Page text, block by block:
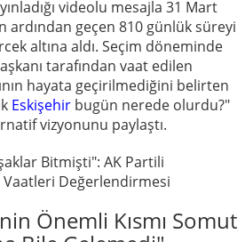
videolu mesajla 31 Mart
ardından geçen 810 günlük süreyi
altına aldı. Seçim döneminde
tarafından vaat edilen
hayata geçirilmediğini belirten
Eskişehir bugün nerede olurdu?"
vizyonunu paylaştı.
Bitmişti": AK Partili
Vaatleri Değerlendirmesi
Önemli Kısmı Somut